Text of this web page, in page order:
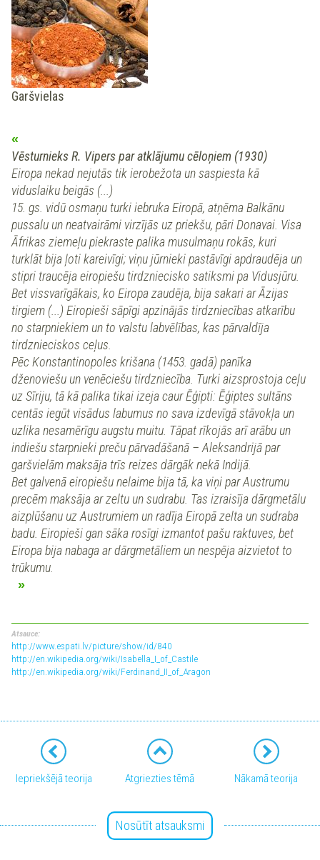
Garšvielas
Vēsturnieks R. Vipers par atklājumu cēloņiem (1930)
Eiropa nekad nejutās tik ierobežota un saspiesta kā
viduslaiku beigās (...)
15. gs. vidū osmaņu turki iebruka Eiropā, atņēma Balkānu
pussalu un neatvairāmi virzījās uz priekšu, pāri Donavai. Visa
Āfrikas ziemeļu piekraste palika musulmaņu rokās, kuri
turklāt bija ļoti kareivīgi; viņu jūrnieki pastāvīgi apdraudēja un
stipri traucēja eiropiešu tirdzniecisko satiksmi pa Vidusjūru.
Bet vissvarīgākais, ko Eiropa zaudēja, bija sakari ar Āzijas
tirgiem (...) Eiropieši sāpīgi apzinājās tirdzniecības atkarību
no starpniekiem un to valstu labvēlības, kas pārvaldīja
tirdznieciskos ceļus.
Pēc Konstantinopoles krišana (1453. gadā) panīka
dženoviešu un venēciešu tirdzniecība. Turki aizsprostoja ceļu
uz Sīriju, tā kā palika tikai izeja caur Ēģipti: Ēģiptes sultāns
centās iegūt visādus labumus no sava izdevīgā stāvokļa un
uzlika nesamērīgu augstu muitu. Tāpat rīkojās arī arābu un
indiešu starpnieki preču pārvadāšanā – Aleksandrijā par
garšvielām maksāja trīs reizes dārgāk nekā Indijā.
Bet galvenā eiropiešu nelaime bija tā, ka viņi par Austrumu
precēm maksāja ar zeltu un sudrabu. Tas izraisīja dārgmetālu
aizplūšanu uz Austrumiem un radīja Eiropā zelta un sudraba
badu. Eiropieši gan sāka rosīgi izmantot pašu raktuves, bet
Eiropa bija nabaga ar dārgmetāliem un nespēja aizvietot to
trūkumu.
Atsauce:
http://www.espati.lv/picture/show/id/840
http://en.wikipedia.org/wiki/Isabella_I_of_Castile
http://en.wikipedia.org/wiki/Ferdinand_II_of_Aragon
Iepriekšējā teorija Atgriezties tēmā Nākamā teorija
Nosūtīt atsauksmi